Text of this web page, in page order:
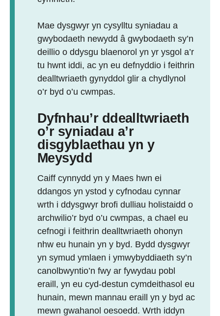
Mae dysgwyr yn cysylltu syniadau a
gwybodaeth newydd â gwybodaeth sy’n
deillio o ddysgu blaenorol yn yr ysgol a’r
tu hwnt iddi, ac yn eu defnyddio i feithrin
dealltwriaeth gynyddol glir a chydlynol
o’r byd o’u cwmpas.
Dyfnhau’r ddealltwriaeth
o’r syniadau a’r
disgyblaethau yn y
Meysydd
Caiff cynnydd yn y Maes hwn ei
ddangos yn ystod y cyfnodau cynnar
wrth i ddysgwyr brofi dulliau holistaidd o
archwilio’r byd o’u cwmpas, a chael eu
cefnogi i feithrin dealltwriaeth ohonyn
nhw eu hunain yn y byd. Bydd dysgwyr
yn symud ymlaen i ymwybyddiaeth sy’n
canolbwyntio’n fwy ar fywydau pobl
eraill, yn eu cyd-destun cymdeithasol eu
hunain, mewn mannau eraill yn y byd ac
mewn gwahanol oesoedd. Wrth iddyn